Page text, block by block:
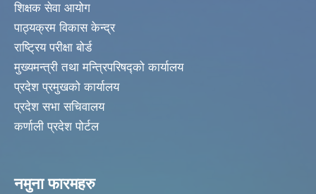
शिक्षक सेवा आयोग
पाठ्यक्रम विकास केन्द्र
राष्ट्रिय परीक्षा बोर्ड
मुख्यमन्त्री तथा मन्त्रिपरिषद्को कार्यालय
प्रदेश प्रमुखको कार्यालय
प्रदेश सभा सचिवालय
कर्णाली प्रदेश पोर्टल
नमुना फारमहरु